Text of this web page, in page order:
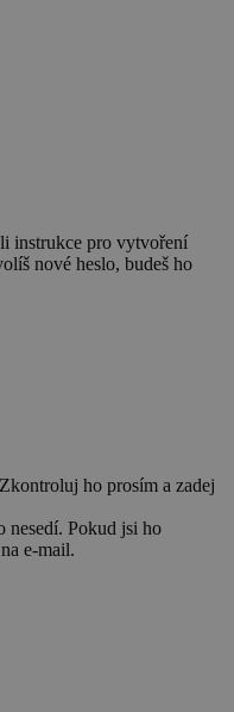
instrukce pro vytvoření
nové heslo, budeš ho
ho prosím a zadej
nesedí. Pokud jsi ho
e-mail.